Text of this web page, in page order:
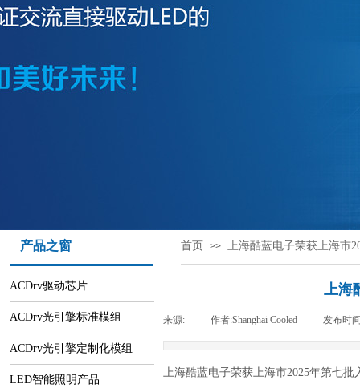
产品之窗 首页 >> 上海酷蓝电子荣获上海市
ACDrv驱动芯片
ACDrv光引擎标准模组
ACDrv光引擎定制化模组
LED智能照明产品
上海
来源: 作者:Shanghai Cooled 发布时
上海酷蓝电子荣获上海市2025年第七批